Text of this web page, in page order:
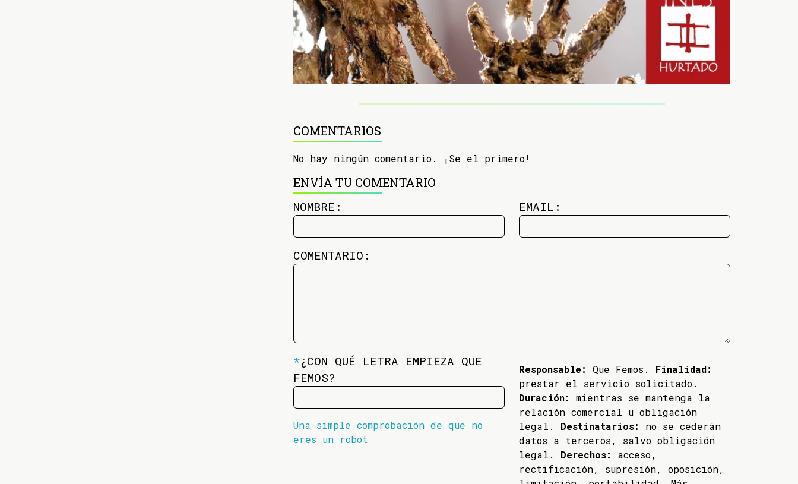
COMENTARIOS
No hay ningún comentario. ¡Se el primero!
ENVÍA TU COMENTARIO
NOMBRE: EMAIL:
COMENTARIO:
*¿CON QUÉ LETRA EMPIEZA QUE
FEMOS?
Una simple comprobación de que no
eres un robot
Responsable: Que Femos. Finalidad:
prestar el servicio solicitado.
Duración:
mientras se mantenga la
relación comercial u obligación
legal. Destinatarios:
no se cederán
datos a terceros, salvo obligación
legal. Derechos:
acceso,
rectificación, supresión, oposición,